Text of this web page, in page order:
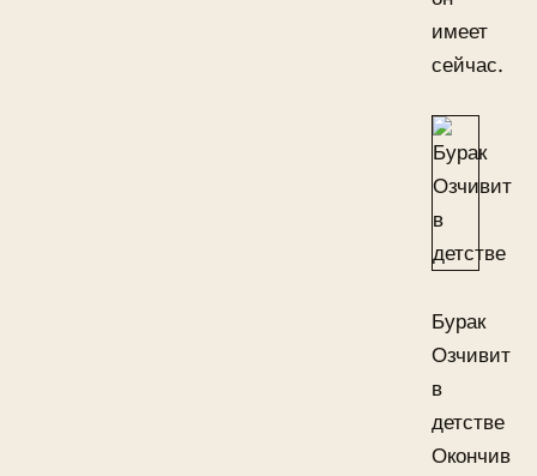
имеет
сейчас.
Бурак
Озчивит
в
детстве
Окончив